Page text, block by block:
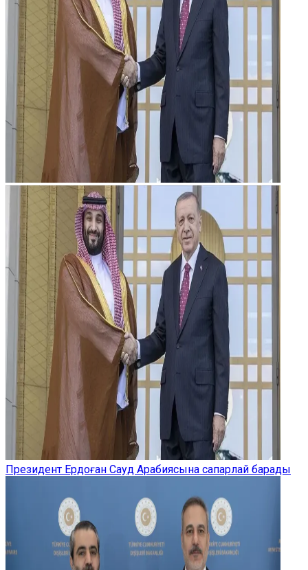
Президент Ердоған Сауд Арабиясына сапарлай барады